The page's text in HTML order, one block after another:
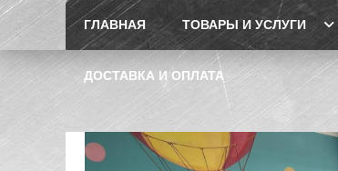
ГЛАВНАЯ ТОВАРЫ И УСЛУГИ
ДОСТАВКА И ОПЛАТА